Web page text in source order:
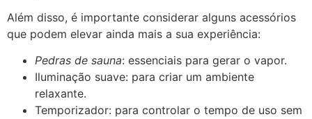
Além disso, é importante considerar alguns acessórios
que podem elevar ainda mais a sua experiência:
Pedras de sauna: essenciais para gerar o vapor.
Iluminação suave: para criar um ambiente
relaxante.
Temporizador: para controlar o tempo de uso sem